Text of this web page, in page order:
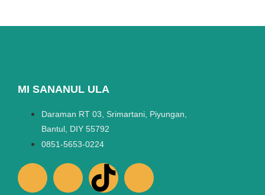
MI SANANUL ULA
Daraman RT 03, Srimartani, Piyungan,
Bantul, DIY 55792
0851-5653-0224